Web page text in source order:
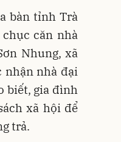
bàn tỉnh Trà
căn nhà
Nhung, xã
nhận nhà đại
biết, gia đình
xã hội để
trả.